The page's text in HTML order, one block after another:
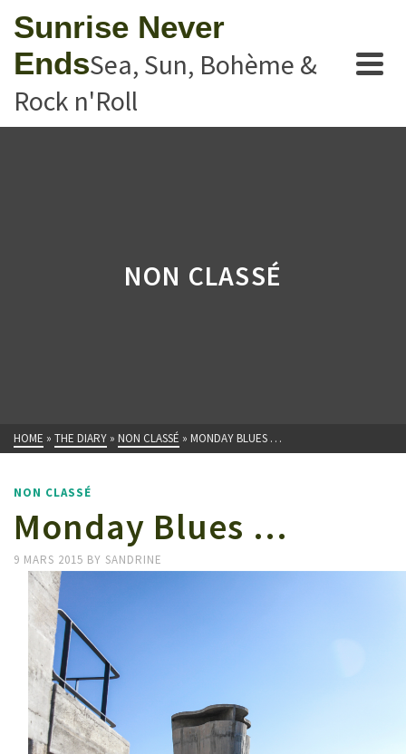
Sunrise Never
EndsSea, Sun, Bohème &
Rock n'Roll
NON CLASSÉ
HOME » THE DIARY » NON CLASSÉ » MONDAY BLUES …
NON CLASSÉ
Monday Blues …
9 MARS 2015 BY SANDRINE